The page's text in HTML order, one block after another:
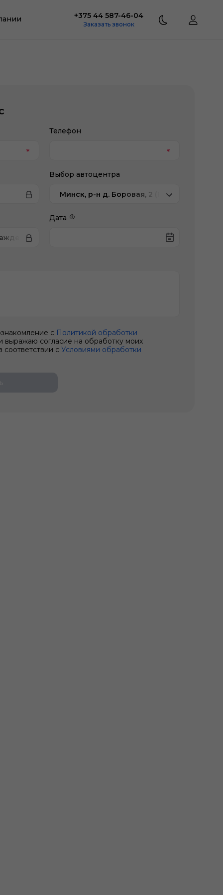
+375 44 587-46-04
Заказать звонок
Телефон
Выбор автоцентра
Минск, р-н д. Боровая, 2 (МКАД, у
автомобиля
Дата
с Политикой обработки
выражаю согласие на обработку моих
соответствии с Условиями обработки